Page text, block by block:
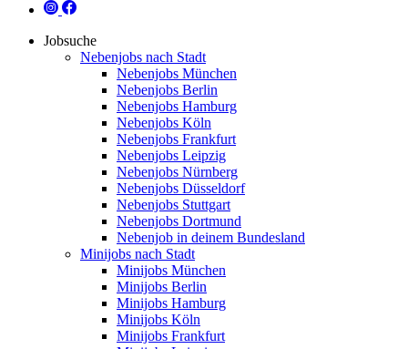
Jobsuche
Nebenjobs nach Stadt
Nebenjobs München
Nebenjobs Berlin
Nebenjobs Hamburg
Nebenjobs Köln
Nebenjobs Frankfurt
Nebenjobs Leipzig
Nebenjobs Nürnberg
Nebenjobs Düsseldorf
Nebenjobs Stuttgart
Nebenjobs Dortmund
Nebenjob in deinem Bundesland
Minijobs nach Stadt
Minijobs München
Minijobs Berlin
Minijobs Hamburg
Minijobs Köln
Minijobs Frankfurt